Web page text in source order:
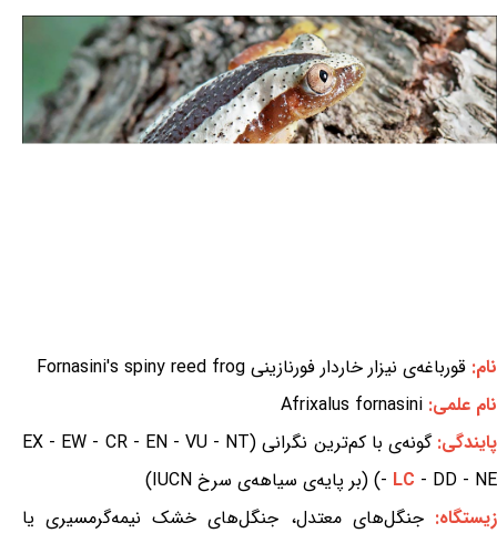
نام: قورباغه‌ی نیزار خاردار فورنازینی Fornasini's spiny reed frog
نام علمی: Afrixalus fornasini
پایندگی:
گونه‌ی با کم‌ترین نگرانی (EX - EW - CR - EN - VU - NT
- LC - DD - NE) (بر پایه‌ی سیاهه‌ی سرخ IUCN)
زیستگاه:جنگل‌های معتدل، جنگل‌های خشک نیمه‌گرمسیری یا